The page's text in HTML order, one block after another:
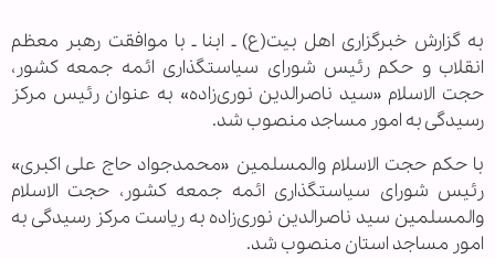
به گزارش خبرگزاری اهل بیت(ع) ـ ابنا ـ با موافقت رهبر معظم
انقلاب و حکم رئیس شورای سیاستگذاری ائمه جمعه کشور،
حجت الاسلام «سید ناصرالدین نوری‌زاده» به عنوان رئیس مرکز
رسیدگی به امور مساجد منصوب شد.
با حکم حجت الاسلام والمسلمین «محمدجواد حاج علی اکبری»
رئیس شورای سیاستگذاری ائمه جمعه کشور، حجت الاسلام
والمسلمین سید ناصرالدین نوری‌زاده به ریاست مرکز رسیدگی به
امور مساجد استان منصوب شد.